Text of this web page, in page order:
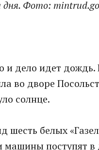
дня. Фото:
и дело идет дождь.
во дворе
солнце.
шесть белых
машины поступят